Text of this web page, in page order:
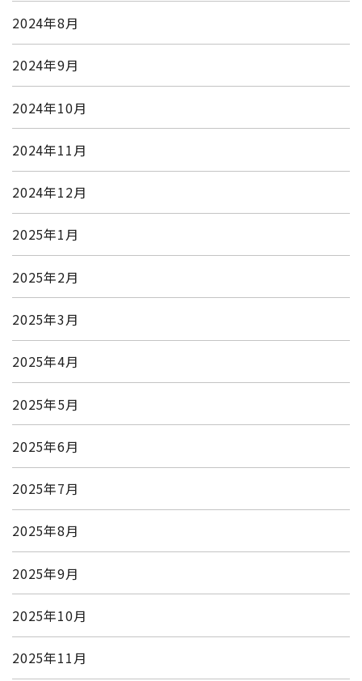
2024年8月
2024年9月
2024年10月
2024年11月
2024年12月
2025年1月
2025年2月
2025年3月
2025年4月
2025年5月
2025年6月
2025年7月
2025年8月
2025年9月
2025年10月
2025年11月